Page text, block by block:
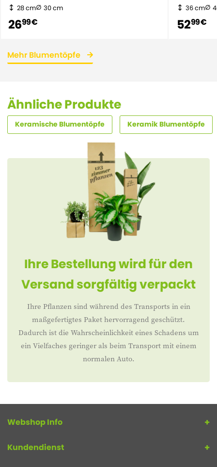
28 cm 30 cm
2699 €
36 cm
5299 €
Mehr Blumentöpfe
Ähnliche Produkte
Keramische Blumentöpfe Keramik Blumentöpfe
Ihre Bestellung wird für den
Versand sorgfältig verpackt
Ihre Pflanzen sind während des Transports in ein
maßgefertigtes Paket hervorragend geschützt.
Dadurch ist die Wahrscheinlichkeit eines Schadens um
ein Vielfaches geringer als beim Transport mit einem
normalen Auto.
Webshop Info
Kundendienst